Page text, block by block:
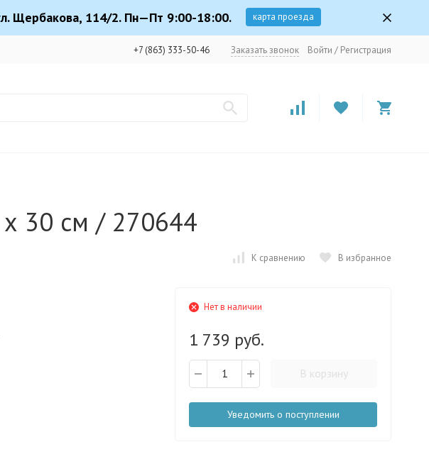
Щербакова, 114/2. Пн—Пт 9:00-18:00. карта проезда
+7 (863) 333-50-46 Заказать звонок Войти / Регистрация
30 см / 270644
К сравнению В избранное
Нет в наличии
1 739 руб.
В корзину
Уведомить о поступлении